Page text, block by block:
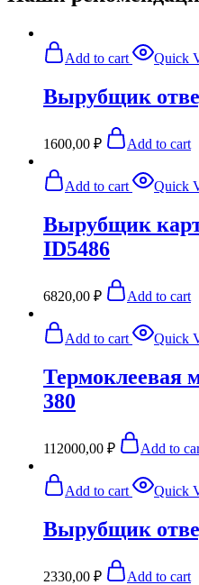
Add to cart Quick
Вырубщик
1600,00 ₽ Add to cart
Add to cart Quick
Вырубщик
ID5486
6820,00 ₽ Add to cart
Add to cart Quick
Термоклеевая
380
112000,00 ₽ Add to
Add to cart Quick
Вырубщик
2330,00 ₽ Add to cart